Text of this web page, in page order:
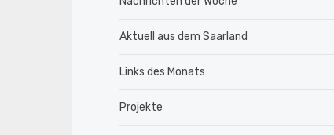
Aktuell aus dem Saarland
Links des Monats
Projekte